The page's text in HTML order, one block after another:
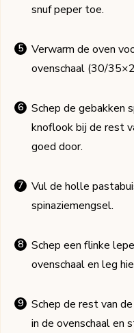
snuf peper toe.
Verwarm de oven
ovenschaal (30/
Schep de gebakken
knoflook bij de rest
goed door.
Vul de holle
spinaziemengsel.
Schep een flinke
ovenschaal en leg
Schep de rest van
in de ovenschaal en